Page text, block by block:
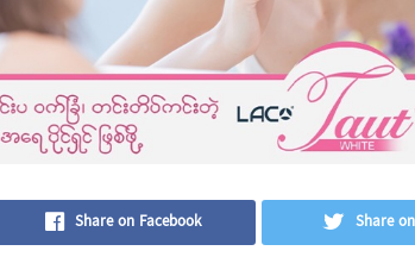
Share on Facebook Share